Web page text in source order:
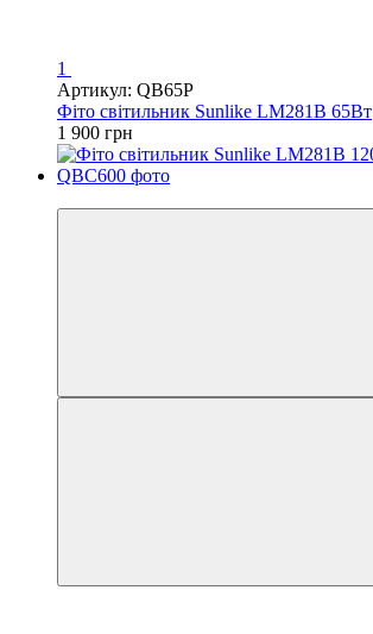
1
Артикул: QB65P
Фіто світильник Sunlike LM281B 65Вт
1 900 грн